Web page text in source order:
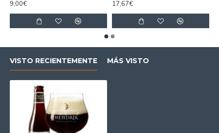
9,00€
17,67€
VISTO RECIENTEMENTE MÁS VISTO